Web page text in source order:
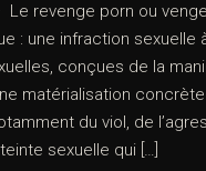
Le revenge porn ou
: une infraction sexuelle
conçues de la
matérialisation
du viol, de
sexuelle qui […]